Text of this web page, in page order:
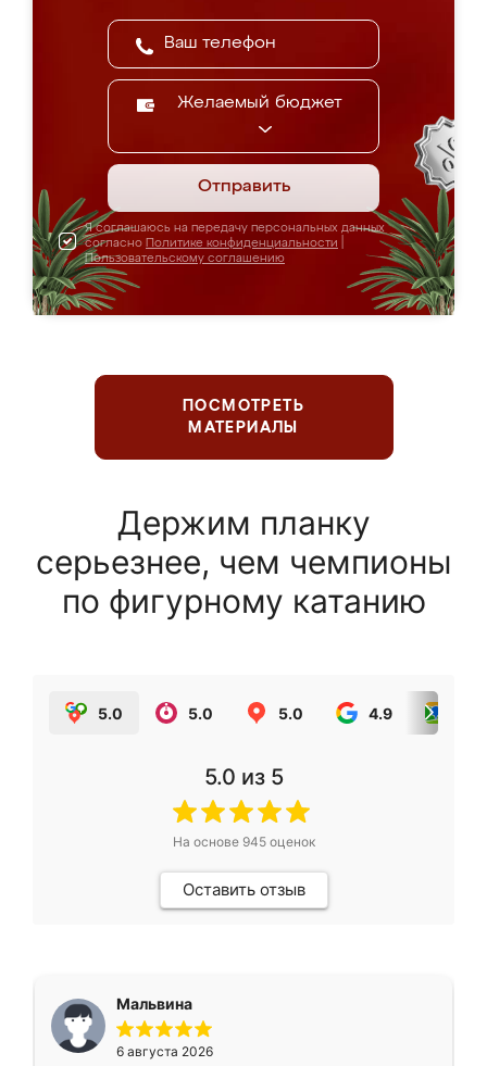
Желаемый бюджет
Отправить
Я соглашаюсь на передачу персональных данных
согласно Политике конфиденциальности
Пользовательскому соглашению
ПОСМОТРЕТЬ
МАТЕРИАЛЫ
Держим планку
серьезнее, чем чемпионы
по фигурному катанию
5.0 5.0 5.0 4.9
5.0 из 5
На основе 945оценок
Оставить отзыв
Мальвина
6 августа 2026